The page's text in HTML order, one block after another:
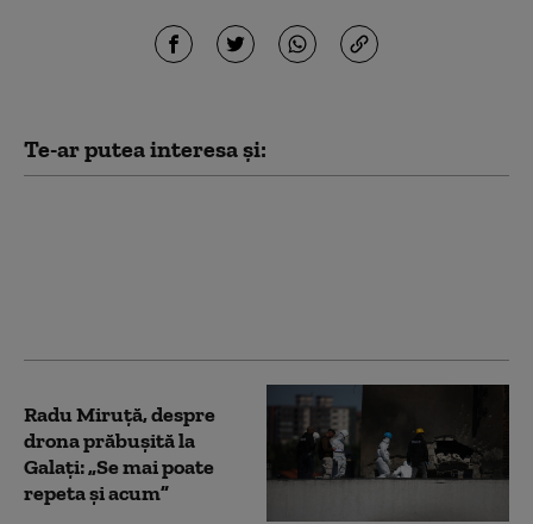
Te-ar putea interesa și:
Radu Miruță, despre
drona prăbușită la
Galați: „Se mai poate
repeta și acum”